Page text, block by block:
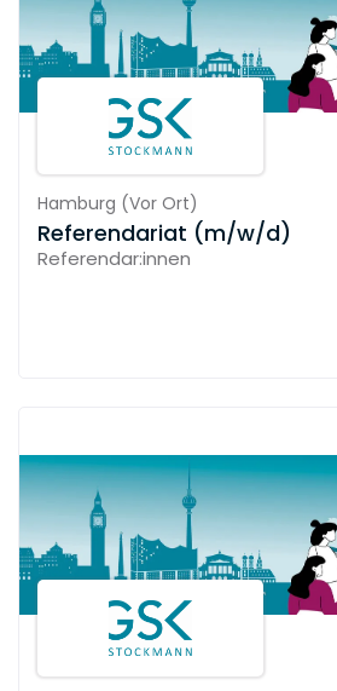
Hamburg (Vor Ort)
Referendariat (m/w/d)
Referendar:innen